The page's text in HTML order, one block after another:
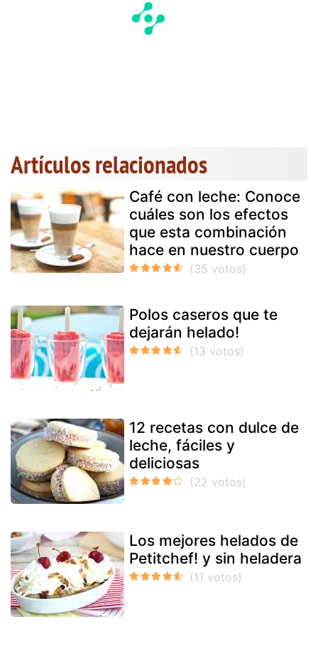
Artículos relacionados
Café con leche: Conoce
cuáles son los efectos
que esta combinación
hace en nuestro cuerpo
Polos caseros que te
dejarán helado!
12 recetas con dulce de
leche, fáciles y
deliciosas
Los mejores helados de
Petitchef! y sin heladera